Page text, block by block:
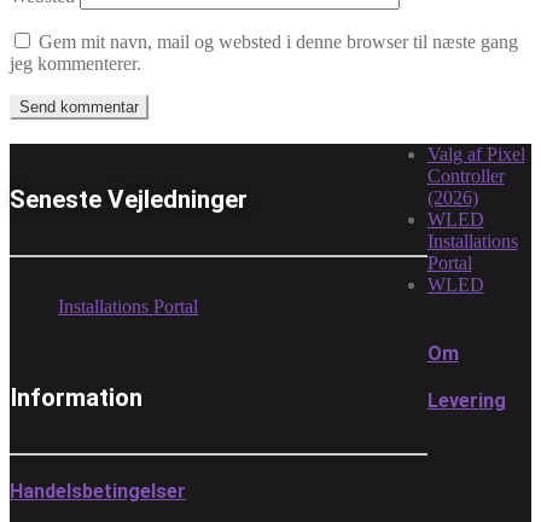
Gem mit navn, mail og websted i denne browser til næste gang
jeg kommenterer.
Seneste Vejledninger
Valg af Pixel
Controller
(2026)
WLED
Installations
Portal
WLED
Installations Portal
Information
Om
Levering
Handelsbetingelser